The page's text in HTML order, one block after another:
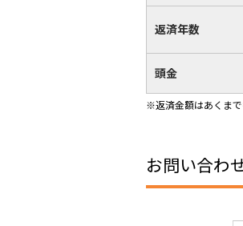
返済年数
頭金
※返済金額はあくまで
お問い合わ